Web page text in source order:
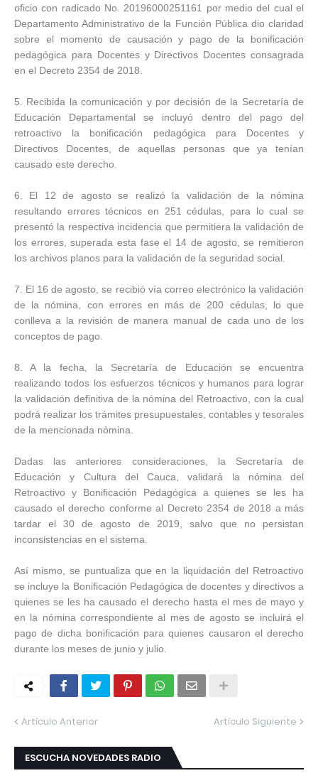
oficio con radicado No. 20196000251161 por medio del cual el
Departamento Administrativo de la Función Pública dio claridad
sobre el momento de causación y pago de la bonificación
pedagógica para Docentes y Directivos Docentes consagrada
en el Decreto 2354 de 2018.
5. Recibida la comunicación y por decisión de la Secretaría de
Educación Departamental se incluyó dentro del pago del
retroactivo la bonificación pedagógica para Docentes y
Directivos Docentes, de aquellas personas que ya tenían
causado este derecho.
6. El 12 de agosto se realizó la validación de la nómina
resultando errores técnicos en 251 cédulas, para lo cual se
presentó la respectiva incidencia que permitiera la validación de
los errores, superada esta fase el 14 de agosto, se remitieron
los archivos planos para la validación de la seguridad social.
7. El 16 de agosto, se recibió vía correo electrónico la validación
de la nómina, con errores en más de 200 cédulas, lo que
conlleva a la revisión de manera manual de cada uno de los
conceptos de pago.
8. A la fecha, la Secretaría de Educación se encuentra
realizando todos los esfuerzos técnicos y humanos para lograr
la validación definitiva de la nómina del Retroactivo, con la cual
podrá realizar los trámites presupuestales, contables y tesorales
de la mencionada nómina.
Dadas las anteriores consideraciones, la Secretaría de
Educación y Cultura del Cauca, validará la nómina del
Retroactivo y Bonificación Pedagógica a quienes se les ha
causado el derecho conforme al Decreto 2354 de 2018 a más
tardar el 30 de agosto de 2019, salvo que no persistan
inconsistencias en el sistema.
Así mismo, se puntualiza que en la liquidación del Retroactivo
se incluye la Bonificación Pedagógica de docentes y directivos a
quienes se les ha causado el derecho hasta el mes de mayo y
en la nómina correspondiente al mes de agosto se incluirá el
pago de dicha bonificación para quienes causaron el derecho
durante los meses de junio y julio.
Artículo Anterior Artículo Siguiente
ESCUCHA NOVEDADES RADIO